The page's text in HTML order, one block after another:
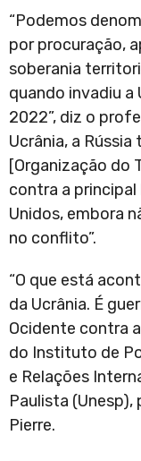
“Podemos
por procuração,
soberania
quando invadiu a
2022”, diz o
Ucrânia, a
[Organização do
contra a
Unidos, embora
no conflito”.
“O que está
da Ucrânia. É
Ocidente contra
do Instituto de
e Relações
Paulista
Pierre.